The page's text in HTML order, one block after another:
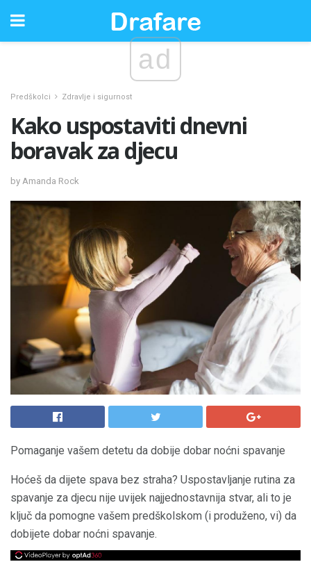
ad
Predškolci Zdravlje i sigurnost
Kako uspostaviti dnevni
boravak za djecu
by Amanda Rock
Pomaganje vašem detetu da dobije dobar noćni spavanje
Hoćeš da dijete spava bez straha? Uspostavljanje rutina za
spavanje za djecu nije uvijek najjednostavnija stvar, ali to je
ključ da pomogne vašem predškolskom (i produženo, vi) da
dobijete dobar noćni spavanje.